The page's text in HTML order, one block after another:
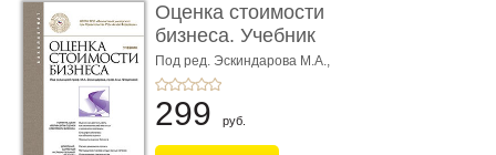
Оценка стоимости
бизнеса. Учебник
Под ред. Эскиндарова М.А.,
Федотовой М.А.
299 руб.